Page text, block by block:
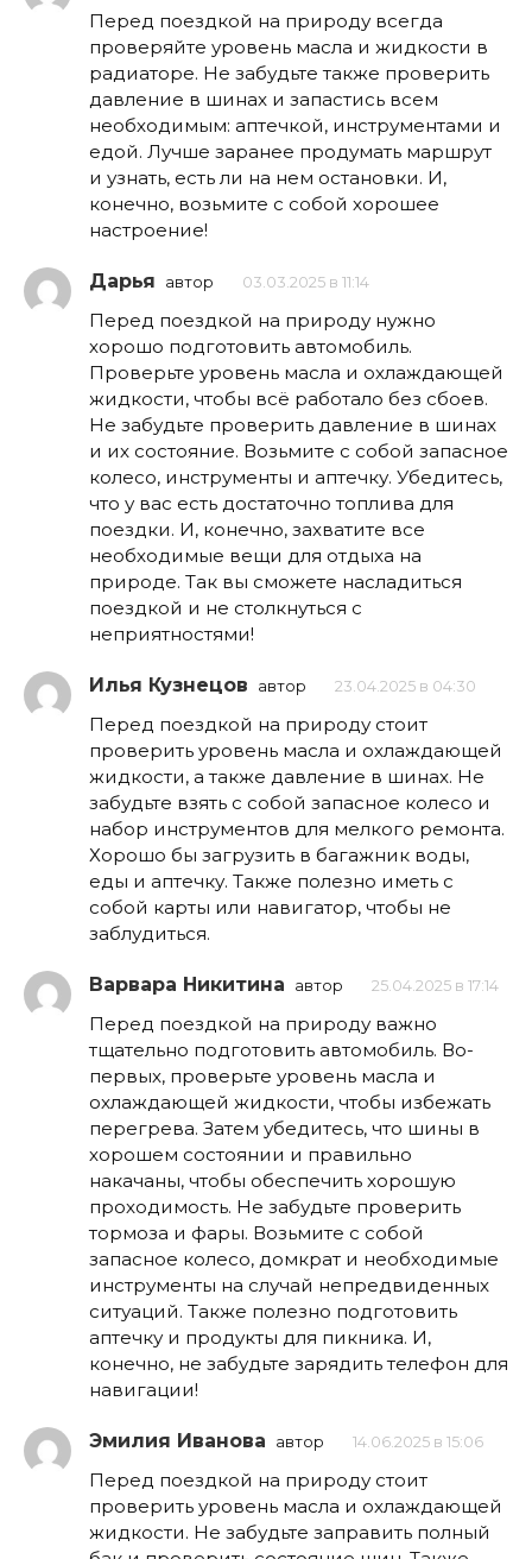
Перед поездкой на природу всегда
проверяйте уровень масла и жидкости в
радиаторе. Не забудьте также проверить
давление в шинах и запастись всем
необходимым: аптечкой, инструментами и
едой. Лучше заранее продумать маршрут
и узнать, есть ли на нем остановки. И,
конечно, возьмите с собой хорошее
настроение!
Дарья автор 03.03.2025 в 11:14
Перед поездкой на природу нужно
хорошо подготовить автомобиль.
Проверьте уровень масла и охлаждающей
жидкости, чтобы всё работало без сбоев.
Не забудьте проверить давление в шинах
и их состояние. Возьмите с собой запасное
колесо, инструменты и аптечку. Убедитесь,
что у вас есть достаточно топлива для
поездки. И, конечно, захватите все
необходимые вещи для отдыха на
природе. Так вы сможете насладиться
поездкой и не столкнуться с
неприятностями!
Илья Кузнецов автор 23.04.2025 в 04:30
Перед поездкой на природу стоит
проверить уровень масла и охлаждающей
жидкости, а также давление в шинах. Не
забудьте взять с собой запасное колесо и
набор инструментов для мелкого ремонта.
Хорошо бы загрузить в багажник воды,
еды и аптечку. Также полезно иметь с
собой карты или навигатор, чтобы не
заблудиться.
Варвара Никитина автор 25.04.2025 в 17:14
Перед поездкой на природу важно
тщательно подготовить автомобиль. Во-
первых, проверьте уровень масла и
охлаждающей жидкости, чтобы избежать
перегрева. Затем убедитесь, что шины в
хорошем состоянии и правильно
накачаны, чтобы обеспечить хорошую
проходимость. Не забудьте проверить
тормоза и фары. Возьмите с собой
запасное колесо, домкрат и необходимые
инструменты на случай непредвиденных
ситуаций. Также полезно подготовить
аптечку и продукты для пикника. И,
конечно, не забудьте зарядить телефон для
навигации!
Эмилия Иванова автор 14.06.2025 в 15:06
Перед поездкой на природу стоит
проверить уровень масла и охлаждающей
жидкости. Не забудьте заправить полный